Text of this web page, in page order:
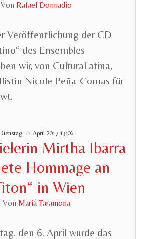
Von Rafael Donnadío
Veröffentlichung der CD
des Ensembles
wir, von CulturaLatina,
Nicole Peña-Comas für
Dienstag, 11 April 2017 13:06
Mirtha Ibarra
Hommage an
in Wien
Von María Taramona
den 6. April wurde das